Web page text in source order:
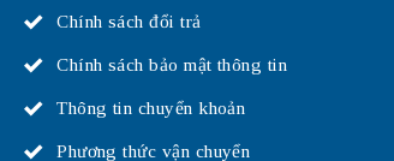
Chính sách đổi trả
Chính sách bảo mật thông tin
Thông tin chuyển khoản
Phương thức vận chuyển